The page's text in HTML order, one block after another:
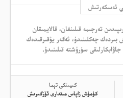
ئەسكەرتىش
تەرجىمە قىلىنغان، قالايمىقان
چەكلىنىدۇ، ئەگەر يۇقىرقىدەك
جاۋابكارلىقى سۈرۈشتە قىلىنىدۇ.
كىيىنكى تېما
كۈمۈش زاپاس مىقدارى ئۆزگىرىش